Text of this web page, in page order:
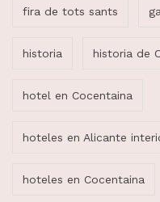
fira de tots sants
historia historia de
hotel en Cocentaina
hoteles en Alicante
hoteles en Cocentaina